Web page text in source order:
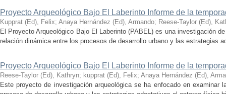
Proyecto Arqueológico Bajo El Laberinto Informe de la
Kupprat (Ed), Felix; Anaya Hernández (Ed), Armando; Reese-Taylor (Ed),
El Proyecto Arqueológico Bajo El Laberinto (PABEL) es una investigación
relación dinámica entre los procesos de desarrollo urbano y las estrategias
Proyecto Arqueológico Bajo El Laberinto Informe de la
Reese-Taylor (Ed), Kathryn; kupprat (Ed), Felix; Anaya Hernández (Ed),
Este proyecto de investigación arqueológica se ha enfocado en examinar